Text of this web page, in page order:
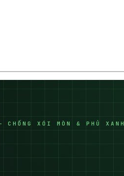
XÓI MÒN & PHỦ XANH